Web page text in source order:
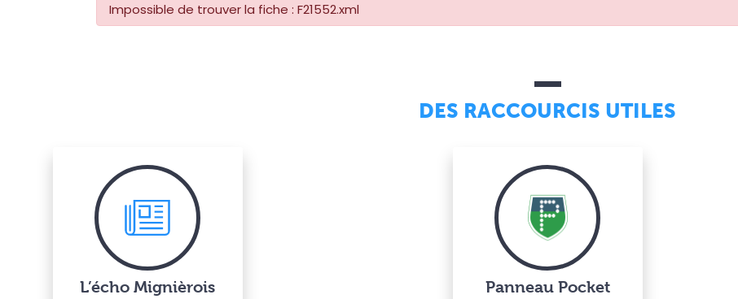
Impossible de trouver la fiche : F21552.xml
DES RACCOURCIS UTILES
L’écho Mignièrois Panneau Pocket